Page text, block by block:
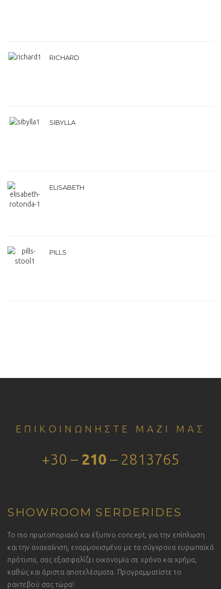
RICHARD
SIBYLLA
ELISABETH
PILLS
ΕΠΙΚΟΙΝΩΝΗΣΤΕ ΜΑΖΙ ΜΑΣ
+30 – 210 – 2813765
SHOWROOM SERDERIDES
Το πιο πρωτοποριακό και έξυπνο concept, για την επίπλωση
και την ανακαίνιση, εναρμονισμένο με τα σύγχρονα ευρωπαϊκά
πρότυπα, σας εξασφαλίζει οικονομία σε χρόνο και χρήμα,
καθώς και άριστα αποτελέσματα. Προγραμματίστε το
ραντεβού σας τώρα!